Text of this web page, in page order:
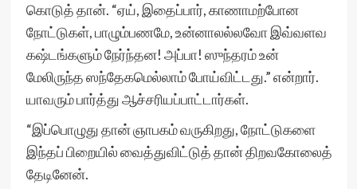
கொடுத் தான். “ஏய், இதைப்பார், காணாமற்போன
நோட்டுகள், பாழும்பணமே, உன்னாலல்லவோ இவ்வளவ
கஷ்டங்களும் நேர்ந்தன! அப்பா! ஸுந்தரம் உன்
மேலிருந்த ஸந்தேகமெல்லாம் போய்விட்டது.” என்றார்.
யாவரும் பார்த்து ஆச்சரியப்பாட்டார்கள்.
“இப்பொழுது தான் ஞாபகம் வருகிறது, நோட்டுகளை
இந்தப் பிறையில் வைத்துவிட்டுத் தான் திறவகோலைத்
தேடினேன்.